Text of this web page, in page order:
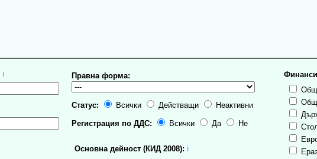
ℹ Правна форма:
Статус: Всички Действащи Неактивни
Регистрация по ДДС: Всички Да Не
Основна дейност (КИД 2008): ℹ